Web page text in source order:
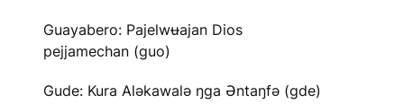
Guayabero: Pajelwʉajan Dios
pejjamechan (guo)
Gude: Kura Aləkawalə ŋga Əntaŋfə (gde)